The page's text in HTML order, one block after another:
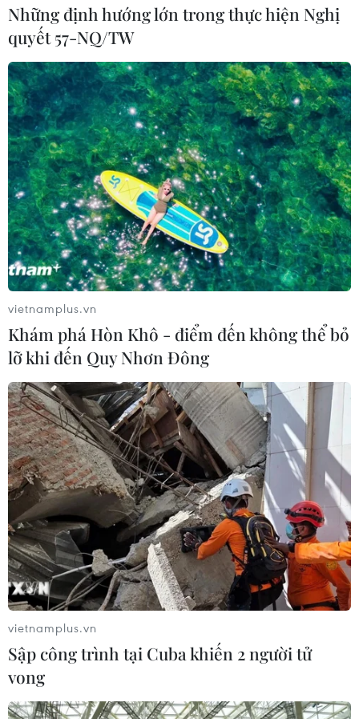
Bang Nam Australia xác định cơ hội hợp
tác mới với Việt Nam
02/03/2023 12:04
Nhận lời mời của chính quyền bang Nam Australia,
ngày 1/3, Đại sứ Việt Nam tại Australia Nguyễn Tất
Thành đã thăm chính thức và có nhiều cuộc gặp với
lãnh đạo cũng như các tổ chức then chốt của bang.
Những định hướng lớn trong thực hiện Nghị
quyết 57-NQ/TW
vietnamplus.vn
Khám phá Hòn Khô - điểm đến không thể bỏ
lỡ khi đến Quy Nhơn Đông
vietnamplus.vn
Sập công trình tại Cuba khiến 2 người tử
vong